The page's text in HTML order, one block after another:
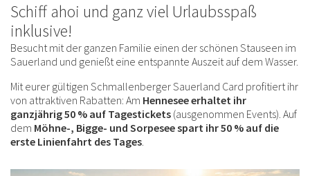
Schiff ahoi und ganz viel Urlaubsspaß
inklusive!
Besucht mit der ganzen Familie einen der schönen Stauseen im
Sauerland und genießt eine entspannte Auszeit auf dem Wasser.
Mit eurer gültigen Schmallenberger Sauerland Card profitiert ihr
von attraktiven Rabatten: Am Hennesee erhaltet ihr
ganzjährig 50 % auf Tagestickets (ausgenommen Events). Auf
dem Möhne-, Bigge- und Sorpesee spart ihr 50 % auf die
erste Linienfahrt des Tages.